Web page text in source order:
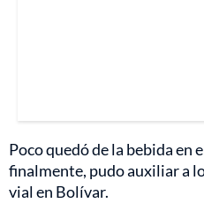
Poco quedó de la bebida en
finalmente, pudo auxiliar a
vial en Bolívar.